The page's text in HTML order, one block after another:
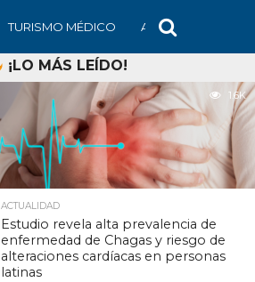
TURISMO MÉDICO ARS
¡LO MÁS LEÍDO!
1.6K
ACTUALIDAD
Estudio revela alta prevalencia de
enfermedad de Chagas y riesgo de
alteraciones cardíacas en personas
latinas